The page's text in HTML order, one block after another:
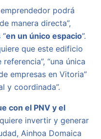
podrá
manera directa”,
en un único espacio”.
que este edificio
“una única
empresas en Vitoria”
y coordinada”.
con el PNV y el
invertir y generar
Ainhoa Domaica